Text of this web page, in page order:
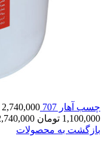
چسب آهار 707 2,740,000
1,100,000 تومان through 2,740,000 تومان
بازگشت به محصولات